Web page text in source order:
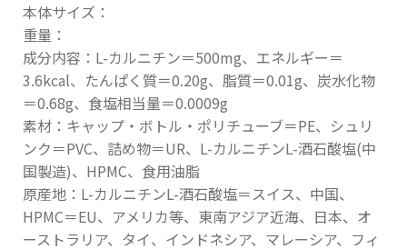
本体サイズ：
重量：
成分内容：L-カルニチン＝500mg、エネルギー＝
3.6kcal、たんぱく質＝0.20g、脂質＝0.01g、炭水化物
＝0.68g、食塩相当量＝0.0009g
素材：キャップ・ボトル・ポリチューブ＝PE、シュリ
ンク＝PVC、詰め物＝UR、L-カルニチンL-酒石酸塩(中
国製造)、HPMC、食用油脂
原産地：L-カルニチンL-酒石酸塩＝スイス、中国、
HPMC＝EU、アメリカ等、東南アジア近海、日本、オ
ーストラリア、タイ、インドネシア、マレーシア、フィ